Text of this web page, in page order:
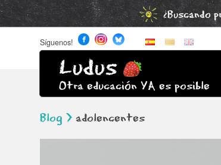
¿Buscando
Síguenos!
Ludus
Otra educación YA es posible
Blog > adolencentes